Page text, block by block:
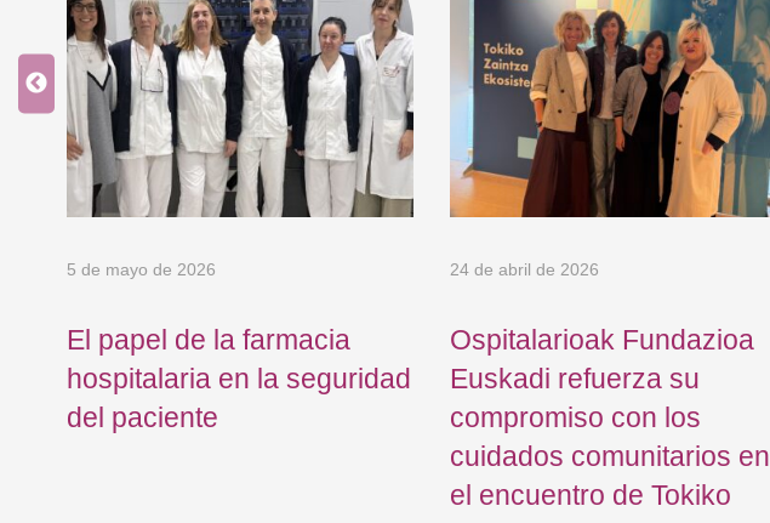
5 de mayo de 2026
El papel de la farmacia
hospitalaria en la seguridad
del paciente
24 de abril de 2026
Ospitalarioak Fundazioa
Euskadi refuerza su
compromiso con los
cuidados comunitarios en
el encuentro de Tokiko